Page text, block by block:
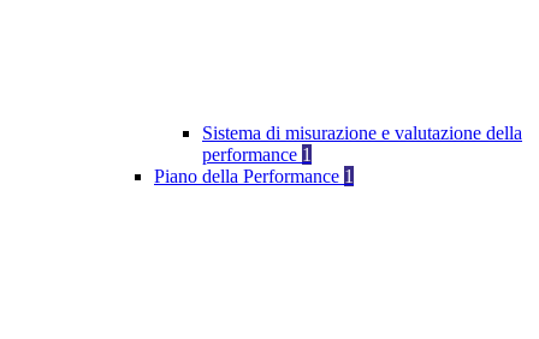
Sistema di misurazione e valutazione della
performance 1
Piano della Performance 1